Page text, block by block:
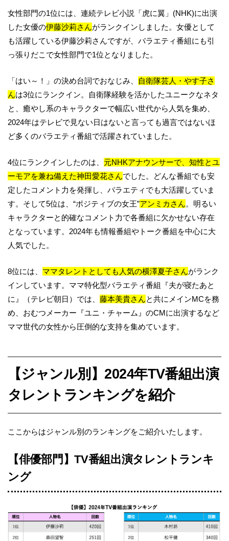
女性部門の1位には、連続テレビ小説「虎に翼」(NHK)に出演
した女優の伊藤沙莉さんがランクインしました。女優として
も活躍している伊藤沙莉さんですが、バラエティ番組にも引
っ張りだこで女性部門で1位となりました。
「はい～！」の決め台詞でおなじみ、
自衛隊芸人・やす子さ
んは3位にランクイン。自衛隊経験を活かしたユニークなネタ
と、癒やし系のキャラクターで幅広い世代から人気を集め、
2024年はテレビで見ない日はないと言っても過言ではないほ
ど多くのバラエティ番組で活躍されていました。
4位にランクインしたのは、 元NHKアナウンサーで、知性とユ
ーモアを兼ね備えた神田愛花さんでした。どんな番組でも安
定したコメント力を発揮し、バラエティでも大活躍していま
す。そして5位は、“ポジティブの女王”アンミカさん。明るい
キャラクターと的確なコメント力で各番組に欠かせない存在
となっています。2024年も情報番組やトーク番組を中心に大
人気でした。
8位には、 ママタレントとしても人気の横澤夏子さんがランク
インしています。ママ特化型バラエティ番組『夫が寝たあと
に』（テレビ朝日）では、 藤本美貴さんと共にメインMCを務
め、おむつメーカー『ユニ・チャーム』のCMに出演するなど
ママ世代の女性から圧倒的な支持を集めています。
【ジャンル別】2024年TV番組出演
タレントランキングを紹介
ここからはジャンル別のランキングをご紹介いたします。
【俳優部門】TV番組出演タレントランキ
ング